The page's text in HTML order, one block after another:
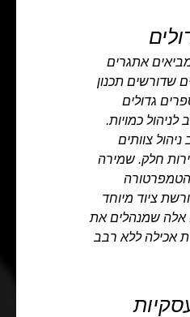
מביאים אתגרים
שדורשים תכנון
גדולים
כמויות.
צוותים
חלק. שמירה
ציוד מיוחד
אלה שמנהלים את
אכילה ללא רבב